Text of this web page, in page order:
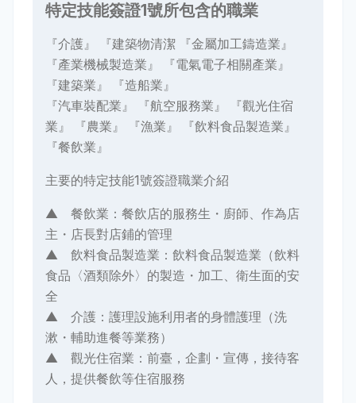
特定技能簽證1號所包含的職業
『介護』 『建築物清潔 『金屬加工鑄造業』
『產業機械製造業』 『電氣電子相關產業』
『建築業』 『造船業』
『汽車裝配業』 『航空服務業』 『觀光住宿
業』 『農業』 『漁業』 『飲料食品製造業』
『餐飲業』
主要的特定技能1號簽證職業介紹
▲ 餐飲業：餐飲店的服務生・廚師、作為店
主・店長對店鋪的管理
▲ 飲料食品製造業：飲料食品製造業（飲料
食品〈酒類除外〉的製造・加工、衛生面的安
全
▲ 介護：護理設施利用者的身體護理（洗
漱・輔助進餐等業務）
▲ 觀光住宿業：前臺，企劃・宣傳，接待客
人，提供餐飲等住宿服務